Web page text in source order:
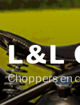
L&L
Choppers en